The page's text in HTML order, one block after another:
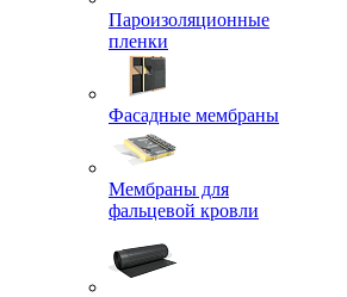
Пароизоляционные
пленки
Фасадные мембраны
Мембраны для
фальцевой кровли